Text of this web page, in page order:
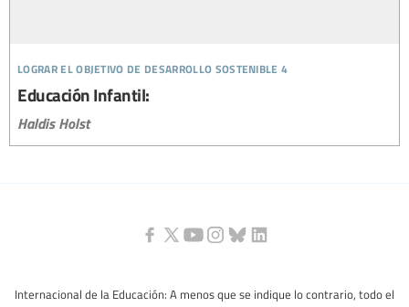
lograr el objetivo de desarrollo sostenible 4
Educación Infantil:
Haldis Holst
Internacional de la Educación: A menos que se indique lo contrario, todo el